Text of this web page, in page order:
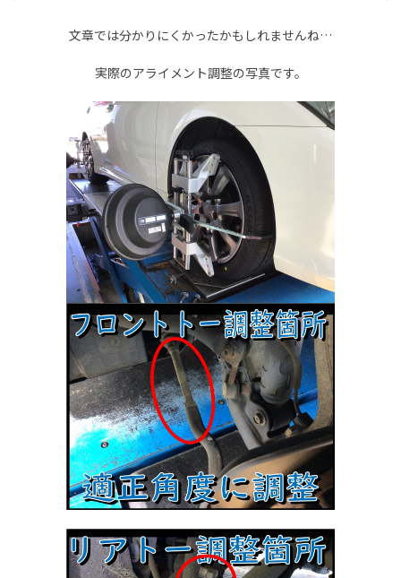
文章では分かりにくかったかもしれませんね…
実際のアライメント調整の写真です。